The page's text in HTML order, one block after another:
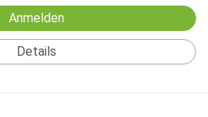
Anmelden
Details